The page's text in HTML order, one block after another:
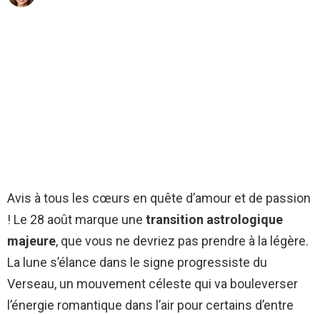
Avis à tous les cœurs en quête d’amour et de passion
! Le 28 août marque une transition astrologique
majeure, que vous ne devriez pas prendre à la légère.
La lune s’élance dans le signe progressiste du
Verseau, un mouvement céleste qui va bouleverser
l’énergie romantique dans l’air pour certains d’entre